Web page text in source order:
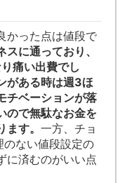
かった点は値段で
に通っており、
痛い出費でし
がある時は週3ほ
チベーションが落
ので無駄なお金を
す。 一方、チョ
ない値段設定の
に済むのがいい点